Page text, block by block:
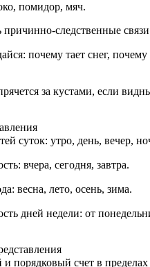
помидор, мяч.
причинно-следственные связи
почему тает снег, почему
за кустами, если
суток: утро, день, вечер,
вчера, сегодня, завтра.
весна, лето, осень, зима.
дней недели: от
порядковый счет в пределах